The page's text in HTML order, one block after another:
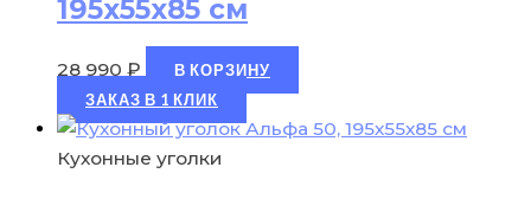
195х55х85 см
28 990 ₽
В КОРЗИНУ
ЗАКАЗ В 1 КЛИК
Кухонные уголки